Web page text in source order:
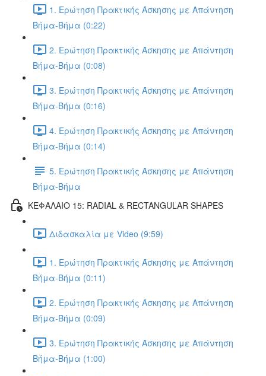
1. Ερώτηση Πρακτικής Άσκησης με Απάντηση
Βήμα-Βήμα (0:22)
2. Ερώτηση Πρακτικής Άσκησης με Απάντηση
Βήμα-Βήμα (0:08)
3. Ερώτηση Πρακτικής Άσκησης με Απάντηση
Βήμα-Βήμα (0:16)
4. Ερώτηση Πρακτικής Άσκησης με Απάντηση
Βήμα-Βήμα (0:14)
5. Ερώτηση Πρακτικής Άσκησης με Απάντηση
Βήμα-Βήμα
ΚΕΦΑΛΑΙΟ 15: RADIAL & RECTANGULAR SHAPES
Διδασκαλία με Video (9:59)
1. Ερώτηση Πρακτικής Άσκησης με Απάντηση
Βήμα-Βήμα (0:11)
2. Ερώτηση Πρακτικής Άσκησης με Απάντηση
Βήμα-Βήμα (0:09)
3. Ερώτηση Πρακτικής Άσκησης με Απάντηση
Βήμα-Βήμα (1:00)